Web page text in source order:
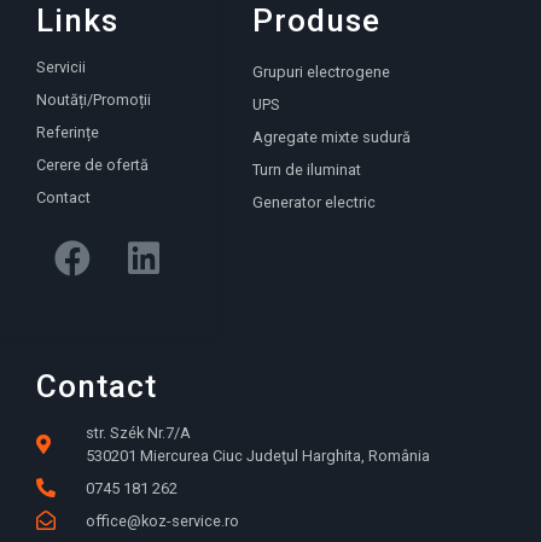
Links
Servicii
Noutăți/Promoții
Referințe
Cerere de ofertă
Contact
Produse
Grupuri electrogene
UPS
Agregate mixte sudură
Turn de iluminat
Generator electric
Contact
str. Szék Nr.7/A
530201 Miercurea Ciuc Judeţul Harghita, România
0745 181 262
office@koz-service.ro